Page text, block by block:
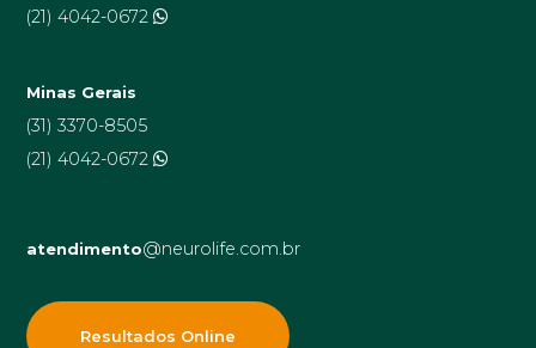
(21) 4042-0672
Minas Gerais
(31) 3370-8505
(21) 4042-0672
atendimento@neurolife.com.br
Resultados Online